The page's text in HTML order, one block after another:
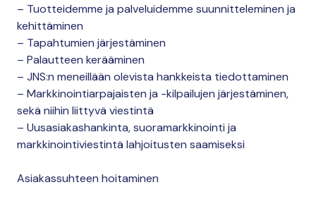
– Tuotteidemme ja palveluidemme suunnitteleminen ja
kehittäminen
– Tapahtumien järjestäminen
– Palautteen kerääminen
– JNS:n meneillään olevista hankkeista tiedottaminen
– Markkinointiarpajaisten ja -kilpailujen järjestäminen,
sekä niihin liittyvä viestintä
– Uusasiakashankinta, suoramarkkinointi ja
markkinointiviestintä lahjoitusten saamiseksi
Asiakassuhteen hoitaminen